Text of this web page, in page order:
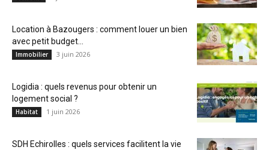
Location à Bazougers : comment louer un bien
avec petit budget...
Immobilier 3 juin 2026
Logidia : quels revenus pour obtenir un
logement social ?
Habitat 1 juin 2026
SDH Echirolles : quels services facilitent la vie